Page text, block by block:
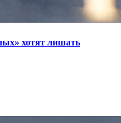
хотят лишать